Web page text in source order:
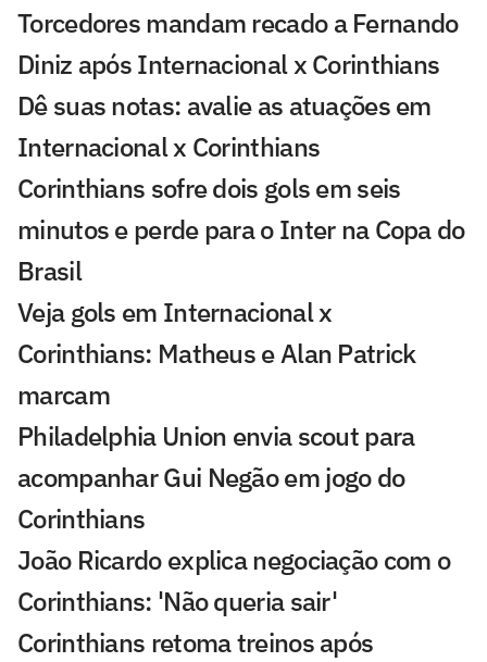
Torcedores mandam recado a Fernando
Diniz após Internacional x Corinthians
Dê suas notas: avalie as atuações em
Internacional x Corinthians
Corinthians sofre dois gols em seis
minutos e perde para o Inter na Copa do
Brasil
Veja gols em Internacional x
Corinthians: Matheus e Alan Patrick
marcam
Philadelphia Union envia scout para
acompanhar Gui Negão em jogo do
Corinthians
João Ricardo explica negociação com o
Corinthians: 'Não queria sair'
Corinthians retoma treinos após